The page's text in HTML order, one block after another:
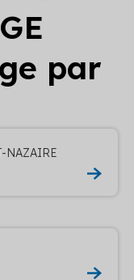
par
NAZAIRE